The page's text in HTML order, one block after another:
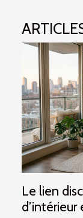
Le lien